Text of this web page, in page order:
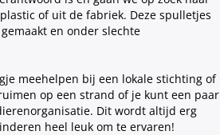
of uit de fabriek. Deze spulletjes
en onder slechte
meehelpen bij een lokale stichting of
op een strand of je kunt een paar
Dit wordt altijd erg
heel leuk om te ervaren!